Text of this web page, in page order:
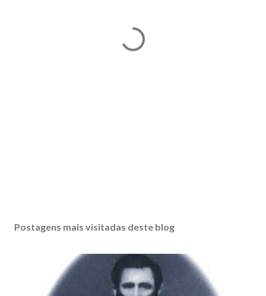
Postagens mais visitadas deste blog